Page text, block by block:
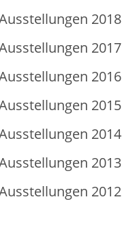
2018
2017
2016
2015
2014
2013
2012